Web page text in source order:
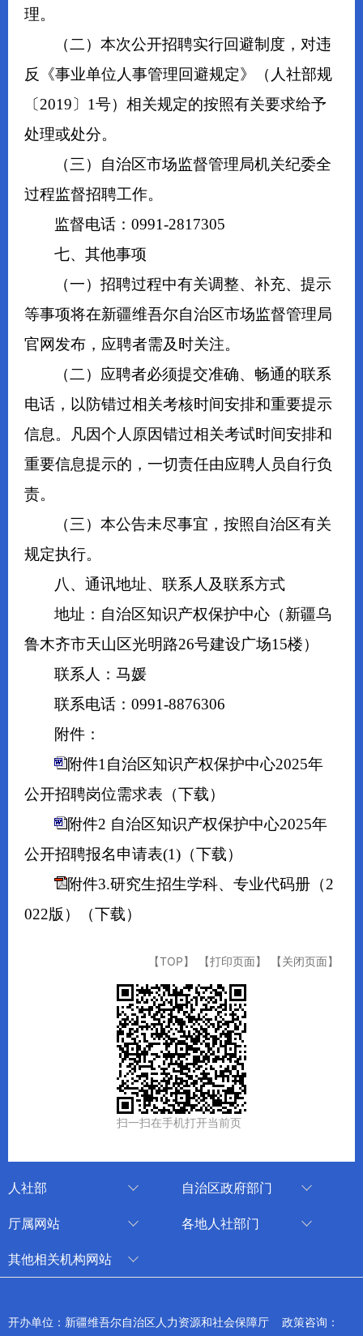
理。
（二）本次公开招聘实行回避制度，对违
反《事业单位人事管理回避规定》（人社部规
〔2019〕1号）相关规定的按照有关要求给予
处理或处分。
（三）自治区市场监督管理局机关纪委全
过程监督招聘工作。
监督电话：0991-2817305
七、其他事项
（一）招聘过程中有关调整、补充、提示
等事项将在新疆维吾尔自治区市场监督管理局
官网发布，应聘者需及时关注。
（二）应聘者必须提交准确、畅通的联系
电话，以防错过相关考核时间安排和重要提示
信息。凡因个人原因错过相关考试时间安排和
重要信息提示的，一切责任由应聘人员自行负
责。
（三）本公告未尽事宜，按照自治区有关
规定执行。
八、通讯地址、联系人及联系方式
地址：自治区知识产权保护中心（新疆乌
鲁木齐市天山区光明路26号建设广场15楼）
联系人：马媛
联系电话：0991-8876306
附件：
附件1自治区知识产权保护中心2025年
公开招聘岗位需求表 （下载）
附件2 自治区知识产权保护中心2025年
公开招聘报名申请表(1) （下载）
附件3.研究生招生学科、专业代码册（2
022版）
（下载）
【TOP】 【打印页面】 【关闭页面】
扫一扫在手机打开当前页
人社部
技能人才评价工作网
自治区政府部门
审计厅
退役军人事务厅
厅属网站
中国新疆人才网
各地人社部门
其他相关机构网站
新疆新闻网
开办单位：新疆维吾尔自治区人力资源和社会保障厅 政策咨询：